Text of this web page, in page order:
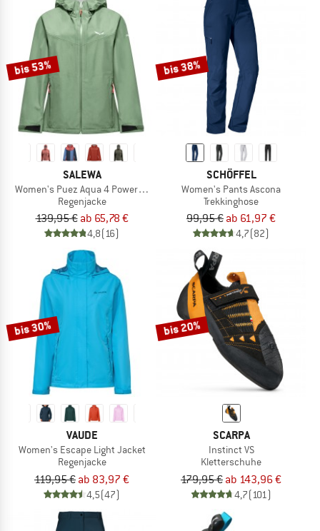
bis 53%
SALEWA
Women's Puez Aqua 4 PowerTex 2.5L Jacket
Regenjacke
139,95 € ab 65,78 €
4,8(16)
bis 38%
SCHÖFFEL
Women's Pants Ascona
Trekkinghose
99,95 € ab 61,97 €
4,7(82)
bis 30%
VAUDE
Women's Escape Light Jacket
Regenjacke
119,95 € ab 83,97 €
4,5(47)
bis 20%
SCARPA
Instinct VS
Kletterschuhe
179,95 € ab 143,96 €
4,7(101)